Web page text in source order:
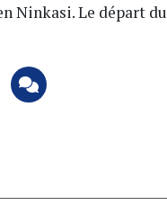
Ninkasi. Le départ du